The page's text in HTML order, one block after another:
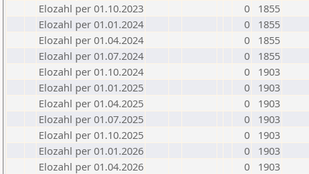
Elozahl per 01.10.2023
0
1855
Elozahl per 01.01.2024
0
1855
Elozahl per 01.04.2024
0
1855
Elozahl per 01.07.2024
0
1855
Elozahl per 01.10.2024
0
1903
Elozahl per 01.01.2025
0
1903
Elozahl per 01.04.2025
0
1903
Elozahl per 01.07.2025
0
1903
Elozahl per 01.10.2025
0
1903
Elozahl per 01.01.2026
0
1903
Elozahl per 01.04.2026
0
1903